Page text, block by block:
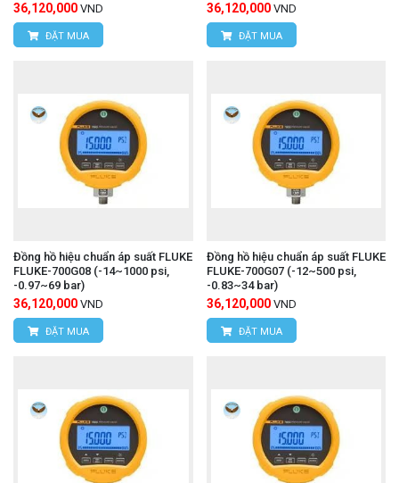
36,120,000 VND
ĐẶT MUA
36,120,000 VND
ĐẶT MUA
Đồng hồ hiệu chuẩn áp suất FLUKE
FLUKE-700G08 (-14~1000 psi,
-0.97~69 bar)
36,120,000 VND
ĐẶT MUA
Đồng hồ hiệu chuẩn áp suất FLUKE
FLUKE-700G07 (-12~500 psi,
-0.83~34 bar)
36,120,000 VND
ĐẶT MUA